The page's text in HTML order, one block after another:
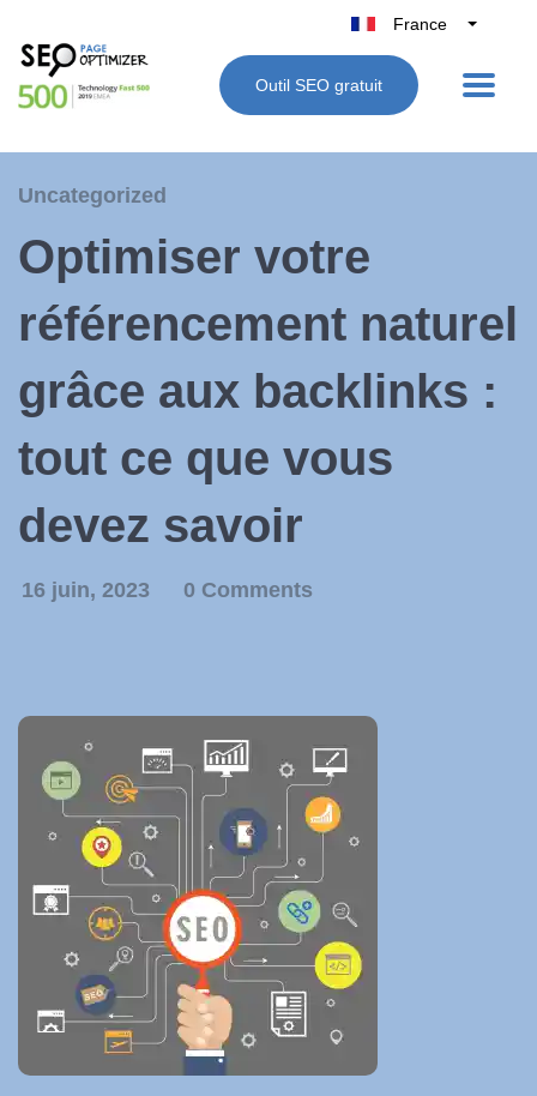
France
Belgique
België
Outil SEO gratuit
Uncategorized
Optimiser votre
référencement naturel
grâce aux backlinks :
tout ce que vous
devez savoir
16 juin, 2023 0 Comments